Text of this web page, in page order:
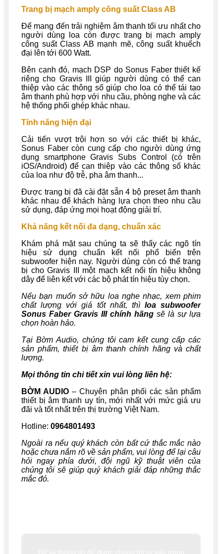
Trang bị mạch amply công suất Class AB
Để mang đến trải nghiệm âm thanh tối ưu nhất cho
người dùng loa còn được trang bị mạch amply
công suất Class AB mạnh mẽ, công suất khuếch
đại lên tới 600 Watt.
Bên cạnh đó, mạch DSP do Sonus Faber thiết kế
riêng cho Gravis III giúp người dùng có thể can
thiệp vào các thông số giúp cho loa có thể tái tạo
âm thanh phù hợp với nhu cầu, phòng nghe và các
hệ thống phối ghép khác nhau.
Tính năng hiện đại
Cải tiến vượt trội hơn so với các thiết bị khác,
Sonus Faber còn cung cấp cho người dùng ứng
dụng smartphone Gravis Subs Control (có trên
iOS/Android) để can thiệp vào các thông số khác
của loa như độ trễ, pha âm thanh...
Được trang bị đã cài đặt sẵn 4 bộ preset âm thanh
khác nhau để khách hàng lựa chọn theo nhu cầu
sử dụng, đáp ứng mọi hoạt động giải trí.
Khả năng kết nối đa dạng, chuẩn xác
Khám phá mặt sau chúng ta sẽ thấy các ngõ tín
hiệu sử dụng chuẩn kết nối phổ biến trên
subwoofer hiện nay. Người dùng còn có thể trang
bị cho Gravis III một mạch kết nối tín hiệu không
dây để liên kết với các bộ phát tín hiệu tùy chọn.
Nếu bạn muốn sở hữu loa nghe nhạc, xem phim
chất lượng với giá tốt nhất, thì loa subwoofer
Sonus Faber Gravis IIIchính hãng sẽ là sự lựa
chọn hoàn hảo.
Tại Bờm Audio, chúng tôi cam kết cung cấp các
sản phẩm, thiết bị âm thanh chính hãng và chất
lượng.
Mọi thông tin chi tiết xin vui lòng liên hệ:
BỜM AUDIO – Chuyên phân phối các sản phẩm
thiết bị âm thanh uy tín, mới nhất với mức giá ưu
đãi và tốt nhất trên thị trường Việt Nam.
Hotline: 0964801493
Ngoài ra nếu quý khách còn bất cứ thắc mắc nào
hoặc chưa nắm rõ về sản phẩm, vui lòng để lại câu
hỏi ngay phía dưới, đội ngũ kỹ thuật viên của
chúng tôi sẽ giúp quý khách giải đáp những thắc
mắc đó.